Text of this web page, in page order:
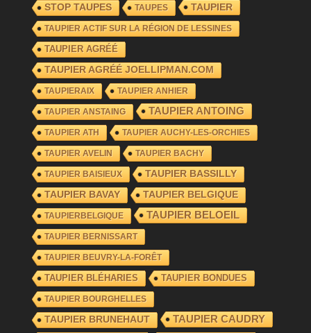
STOP TAUPES TAUPES TAUPIER
TAUPIER ACTIF SUR LA RÉGION DE LESSINES
TAUPIER AGRÉÉ
TAUPIER AGRÉÉ JOELLIPMAN.COM
TAUPIERAIX TAUPIER ANHIER
TAUPIER ANSTAING TAUPIER ANTOING
TAUPIER ATH TAUPIER AUCHY-LES-ORCHIES
TAUPIER AVELIN TAUPIER BACHY
TAUPIER BAISIEUX
TAUPIER BASSILLY
TAUPIER BAVAY
TAUPIER BELGIQUE
TAUPIERBELGIQUE TAUPIER BELOEIL
TAUPIER BERNISSART
TAUPIER BEUVRY-LA-FORÊT
TAUPIER BLÉHARIES TAUPIER BONDUES
TAUPIER BOURGHELLES
TAUPIER BRUNEHAUT
TAUPIER CAUDRY